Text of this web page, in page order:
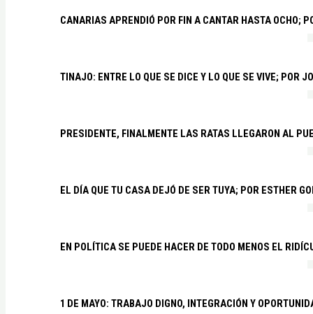
CANARIAS APRENDIÓ POR FIN A CANTAR HASTA OCHO;
TINAJO: ENTRE LO QUE SE DICE Y LO QUE SE VIVE; POR
PRESIDENTE, FINALMENTE LAS RATAS LLEGARON AL
EL DÍA QUE TU CASA DEJÓ DE SER TUYA; POR ESTHER
EN POLÍTICA SE PUEDE HACER DE TODO MENOS EL
1 DE MAYO: TRABAJO DIGNO, INTEGRACIÓN Y